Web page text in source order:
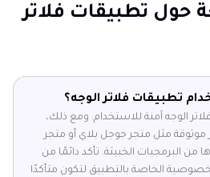
حول تطبيقات فلاتر
تطبيقات فلاتر الوجه؟
الوجه آمنة للاستخدام. ومع ذلك،
مثل متجر جوجل بلاي أو متجر
من البرمجيات الخبيثة. تأكد دائمًا من
الخاصة بالتطبيق لتكون متأكدًا